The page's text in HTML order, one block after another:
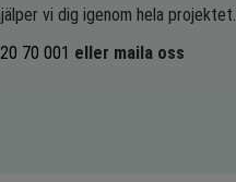
vi dig igenom hela projektet.
70 001 eller maila oss